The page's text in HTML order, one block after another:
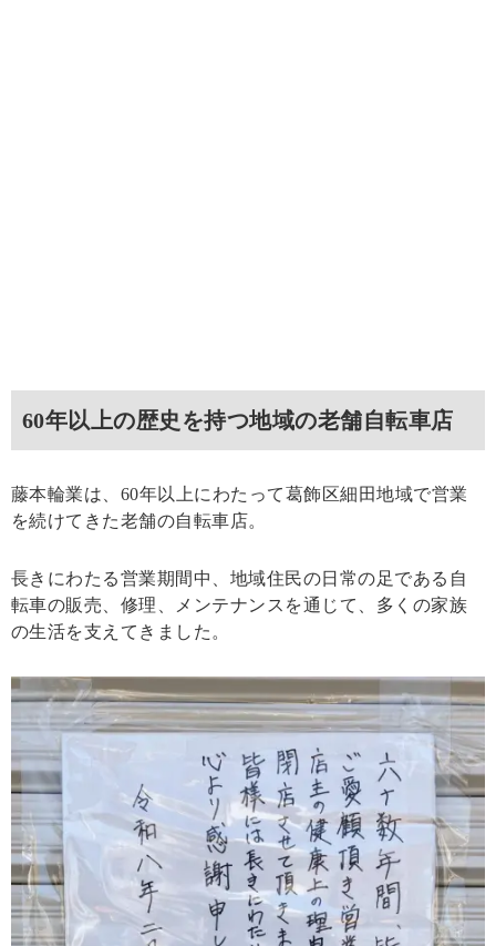
60年以上の歴史を持つ地域の老舗自転車店
藤本輪業は、60年以上にわたって葛飾区細田地域で営業
を続けてきた老舗の自転車店。
長きにわたる営業期間中、地域住民の日常の足である自
転車の販売、修理、メンテナンスを通じて、多くの家族
の生活を支えてきました。